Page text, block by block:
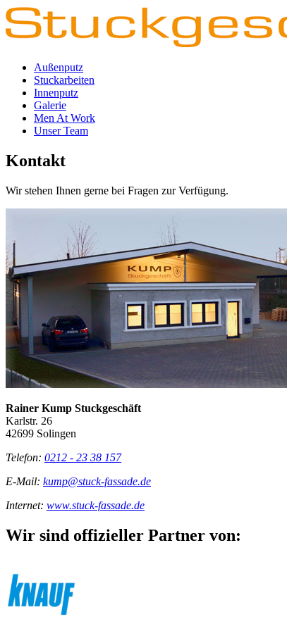
Außenputz
Stuckarbeiten
Innenputz
Galerie
Men At Work
Unser Team
Kontakt
Wir stehen Ihnen gerne bei Fragen zur Verfügung.
Rainer Kump Stuckgeschäft
Karlstr. 26
42699 Solingen
Telefon: 0212 - 23 38 157
E-Mail: kump@stuck-fassade.de
Internet: www.stuck-fassade.de
Wir sind offizieller Partner von: